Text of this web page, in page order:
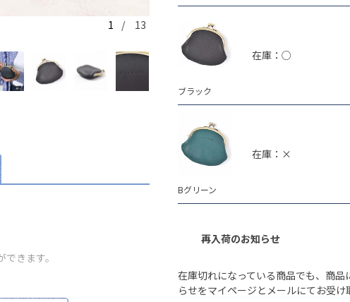
ブラウン
1 / 13
きます。
ブラック
在庫：○
Bグリーン
在庫：×
再入荷のお知らせ
在庫切れになっている商品でも、商
らせをマイページとメールにてお受け